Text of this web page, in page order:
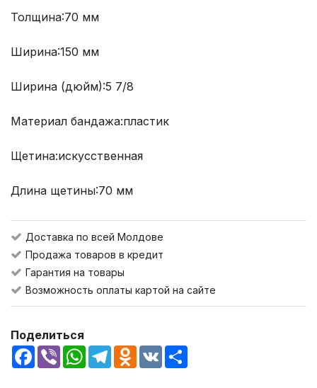
Толщина:70 мм
Ширина:150 мм
Ширина (дюйм):5 7/8
Материал бандажа:пластик
Щетина:искусственная
Длина щетины:70 мм
Доставка по всей Молдове
Продажа товаров в кредит
Гарантия на товары
Возможность оплаты картой на сайте
Поделиться
Facebook
Viber WhatsApp
TelegramOdnoklassniki
VK